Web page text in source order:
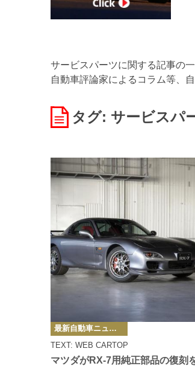
サービスパーツに関する記事の
自動車評論家によるコラム等、
タグ: サービスパ
マツダがRX-7用純正部品の復
TEXT: WEB CARTOP
カ
テ
ゴ
リ
最新自動車ニュース